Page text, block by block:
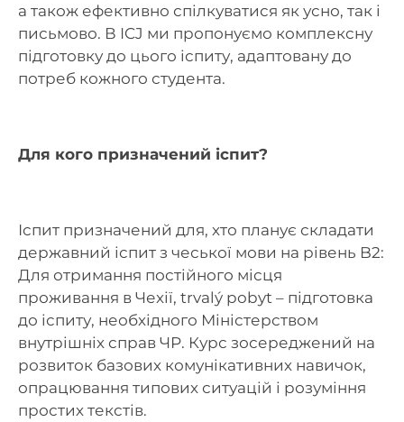
а також ефективно спілкуватися як усно, так і
письмово. В ICJ ми пропонуємо комплексну
підготовку до цього іспиту, адаптовану до
потреб кожного студента.
Для кого призначений іспит?
Іспит призначений для, хто планує складати
державний іспит з чеської мови на рівень B2:
Для отримання постійного місця
проживання в Чехії, trvalý pobyt – підготовка
до іспиту, необхідного Міністерством
внутрішніх справ ЧР. Курс зосереджений на
розвиток базових комунікативних навичок,
опрацювання типових ситуацій і розуміння
простих текстів.